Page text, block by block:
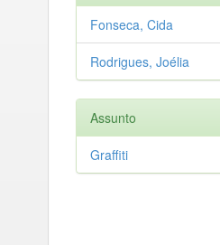
Fonseca, Cida
Rodrigues, Joélia
Assunto
Graffiti